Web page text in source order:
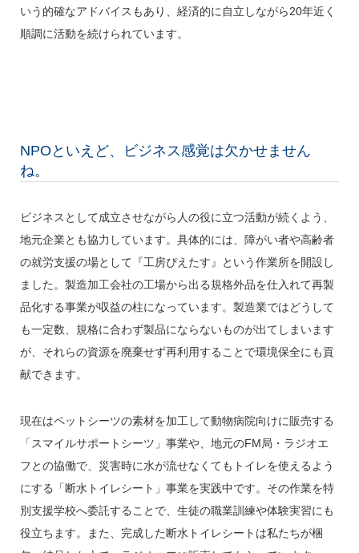
いう的確なアドバイスもあり、経済的に自立しながら20年近く
順調に活動を続けられています。
NPOといえど、ビジネス感覚は欠かせません
ね。
ビジネスとして成立させながら人の役に立つ活動が続くよう、
地元企業とも協力しています。具体的には、障がい者や高齢者
の就労支援の場として『工房ぴえたす』という作業所を開設し
ました。製造加工会社の工場から出る規格外品を仕入れて再製
品化する事業が収益の柱になっています。製造業ではどうして
も一定数、規格に合わず製品にならないものが出てしまいます
が、それらの資源を廃棄せず再利用することで環境保全にも貢
献できます。
現在はペットシーツの素材を加工して動物病院向けに販売する
「スマイルサポートシーツ」事業や、地元のFM局・ラジオエ
フとの協働で、災害時に水が流せなくてもトイレを使えるよう
にする「断水トイレシート」事業を実践中です。その作業を特
別支援学校へ委託することで、生徒の職業訓練や体験実習にも
役立ちます。また、完成した断水トイレシートは私たちが梱